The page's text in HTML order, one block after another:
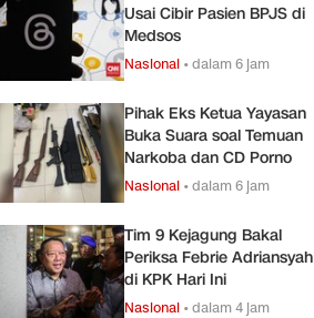
Usai Cibir Pasien BPJS di
Medsos
Nasional •dalam 6 jam
Pihak Eks Ketua Yayasan
Buka Suara soal Temuan
Narkoba dan CD Porno
Nasional •dalam 6 jam
Tim 9 Kejagung Bakal
Periksa Febrie Adriansyah
di KPK Hari Ini
Nasional •dalam 4 jam